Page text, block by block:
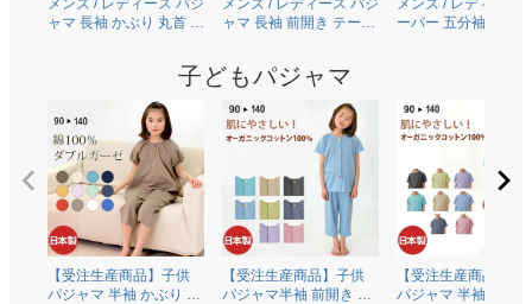
ャマ 長袖 かぶり 丸首 オ
ャマ 長袖 前開き テーラ
0306
ーパー 五分袖 半袖
子どもパジャマ
【受注生産商品】子供
パジャマ 半袖 かぶり 丸
【受注生産商品】子供
パジャマ半袖 前開き 衿
【受注生産商品】子
パジャマ 半袖 かぶ